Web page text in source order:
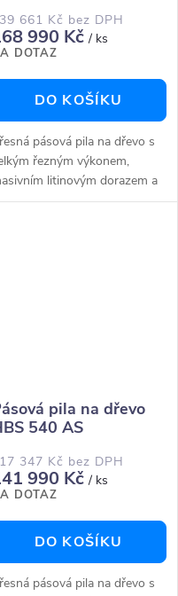
661 Kč bez DPH
990 Kč/ ks
DOTAZ
DO KOŠÍKU
pásová pila na dřevo s
řezným výkonem,
litinovým dorazem a
příslušenstvím. Těžké
pila na dřevo
540 AS
347 Kč bez DPH
990 Kč/ ks
DOTAZ
DO KOŠÍKU
pásová pila na dřevo s